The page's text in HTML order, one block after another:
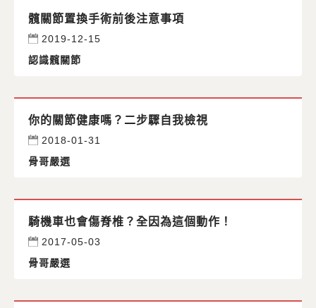
髖關節置換手術前後注意事項
2019-12-15
認識髖關節
你的關節健康嗎？二步驟自我檢視
2018-01-31
骨哥嚴選
騎機車也會傷脊椎？全因為這個動作！
2017-05-03
骨哥嚴選